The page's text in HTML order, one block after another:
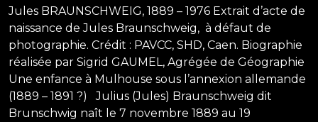
Jules BRAUNSCHWEIG, 1889 – 1976 Extrait d’acte de
naissance de Jules Braunschweig, à défaut de
photographie. Crédit : PAVCC, SHD, Caen. Biographie
réalisée par Sigrid GAUMEL, Agrégée de Géographie
Une enfance à Mulhouse sous l’annexion allemande
(1889 – 1891 ?) Julius (Jules) Braunschweig dit
Brunschwig naît le 7 novembre 1889 au 19